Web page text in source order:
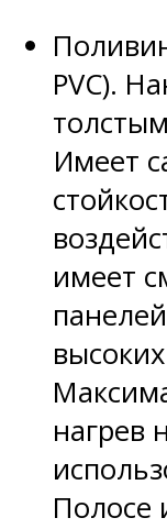
PVC).
Имеет
имеет
нагрев
Полосе